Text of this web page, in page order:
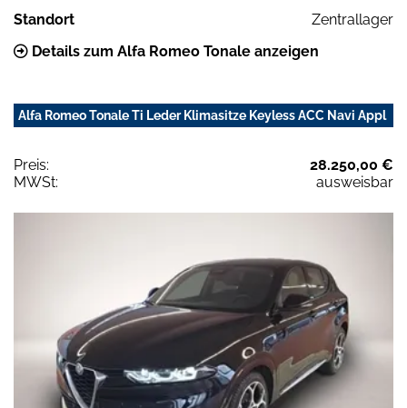
Standort
Zentrallager
Details zum Alfa Romeo Tonale anzeigen
Alfa Romeo Tonale Ti Leder Klimasitze Keyless ACC Navi Appl
Preis:
28.250,00 €
MWSt:
ausweisbar